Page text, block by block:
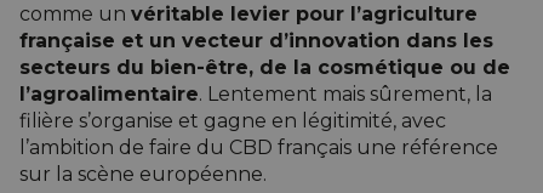
comme un véritable levier pour l’agriculture
française et un vecteur d’innovation dans les
secteurs du bien-être, de la cosmétique ou de
l’agroalimentaire. Lentement mais sûrement, la
filière s’organise et gagne en légitimité, avec
l’ambition de faire du CBD français une référence
sur la scène européenne.